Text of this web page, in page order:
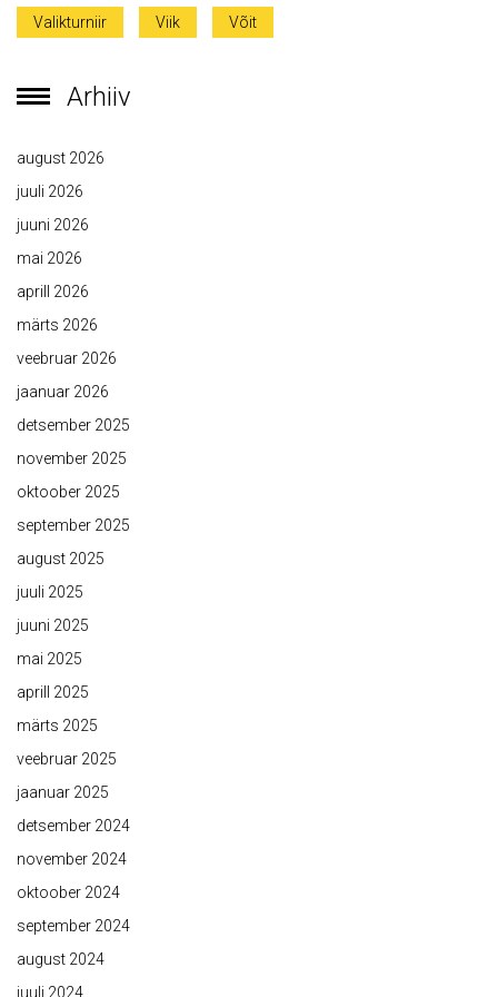
Valikturniir Viik Võit
Arhiiv
august 2026
juuli 2026
juuni 2026
mai 2026
aprill 2026
märts 2026
veebruar 2026
jaanuar 2026
detsember 2025
november 2025
oktoober 2025
september 2025
august 2025
juuli 2025
juuni 2025
mai 2025
aprill 2025
märts 2025
veebruar 2025
jaanuar 2025
detsember 2024
november 2024
oktoober 2024
september 2024
august 2024
juuli 2024